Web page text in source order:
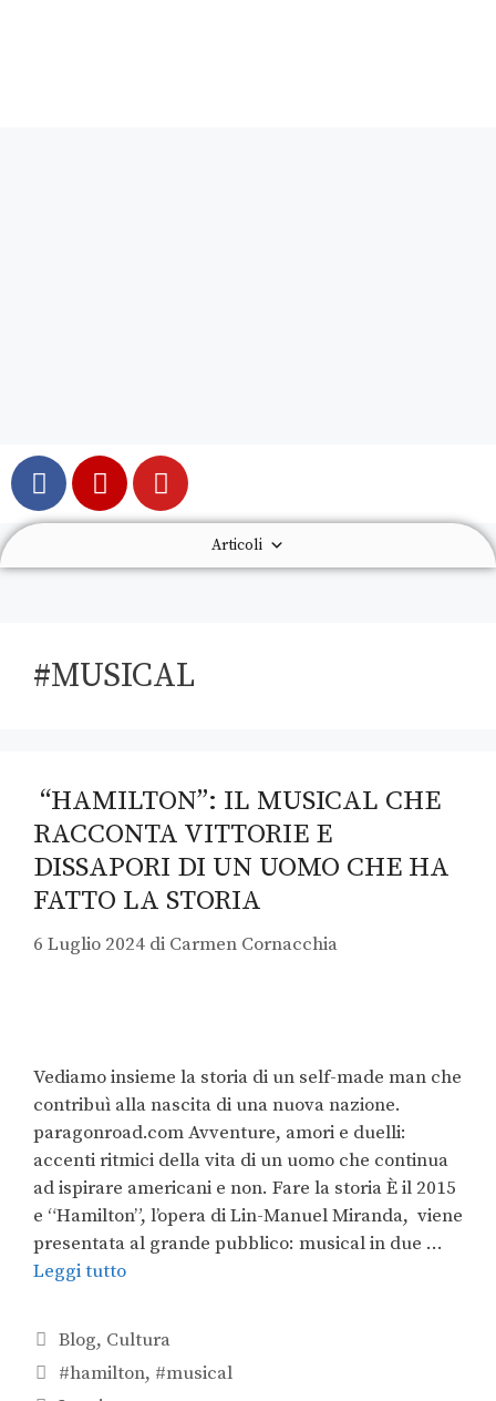
Articoli
#MUSICAL
“HAMILTON”: IL MUSICAL CHE
RACCONTA VITTORIE E
DISSAPORI DI UN UOMO CHE HA
FATTO LA STORIA
6 Luglio 2024 di Carmen Cornacchia
Vediamo insieme la storia di un self-made man che
contribuì alla nascita di una nuova nazione.
paragonroad.com Avventure, amori e duelli:
accenti ritmici della vita di un uomo che continua
ad ispirare americani e non. Fare la storia È il 2015
e “Hamilton”, l’opera di Lin-Manuel Miranda, viene
presentata al grande pubblico: musical in due …
Leggi tutto
Blog, Cultura
#hamilton, #musical